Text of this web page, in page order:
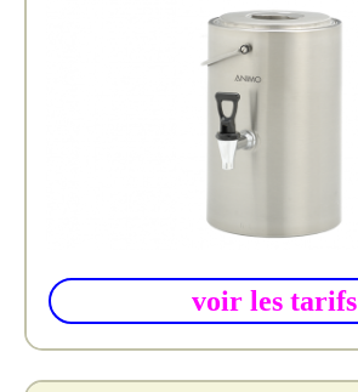
voir les tarifs